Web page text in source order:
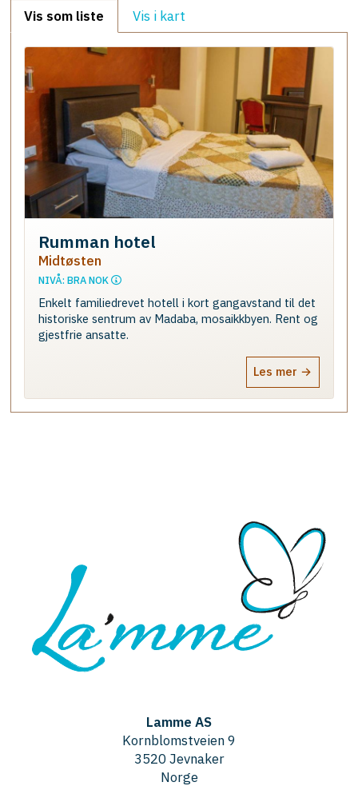
Vis som liste Vis i kart
Rumman hotel
Midtøsten
NIVÅ: BRA NOK
Enkelt familiedrevet hotell i kort gangavstand til det
historiske sentrum av Madaba, mosaikkbyen. Rent og
gjestfrie ansatte.
Les mer →
Lamme AS
Kornblomstveien 9
3520 Jevnaker
Norge